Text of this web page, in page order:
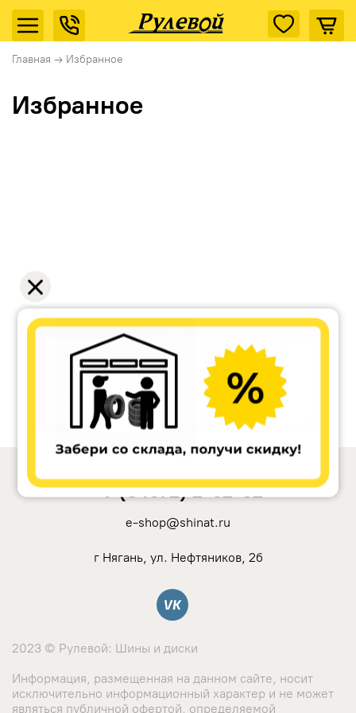
Главная → Избранное
Избранное
+7 (34672) 2-62-32
e-shop@shinat.ru
г Нягань, ул. Нефтяников, 2б
Вконтакте
2023 © Рулевой: Шины и диски
Информация, размещенная на данном сайте, носит
исключительно информационный характер и не может
являться публичной офертой, определяемой